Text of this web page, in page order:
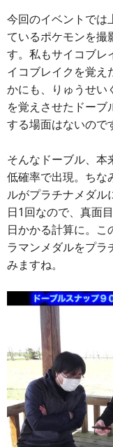
今回のイベントでは
ているポケモンを撮
す。私もサイコブレ
イコブレイクを覚え
かにも、りゅうせい
を覚えさせたドーブ
する場面はないので
そんなドーブル、本
低確率で出現。ちな
ルがプラチナメダル
日1回なので、真面
日かかる計算に。こ
ラマンメダルをプラ
みますね。